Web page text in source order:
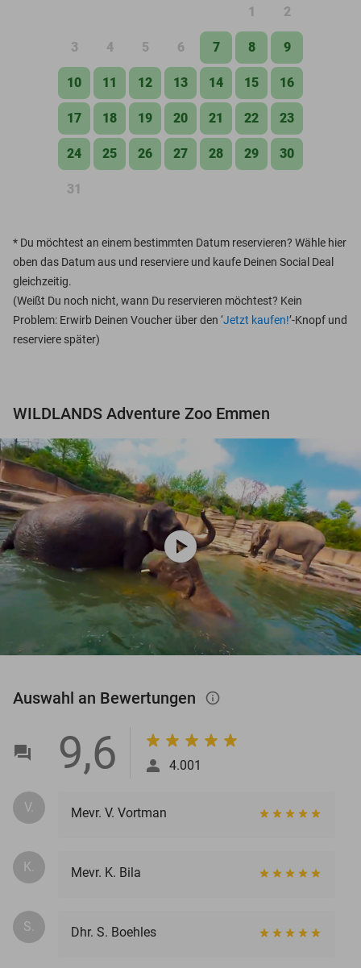
1 2
3 4 5 6 7 8 9
10 11 12 13 14 15 16
17 18 19 20 21 22 23
24 25 26 27 28 29 30
31
* Du möchtest an einem bestimmten Datum reservieren? Wähle hier
oben das Datum aus und reserviere und kaufe Deinen Social Deal
gleichzeitig.
(Weißt Du noch nicht, wann Du reservieren möchtest? Kein
Problem: Erwirb Deinen Voucher über den ‘Jetzt kaufen!’-Knopf und
reserviere später)
WILDLANDS Adventure Zoo Emmen
play_circle
Auswahl an Bewertungen info_outlined
9,6 4.001
V. Mevr. V. Vortman
K. Mevr. K. Bila
S. Dhr. S. Boehles